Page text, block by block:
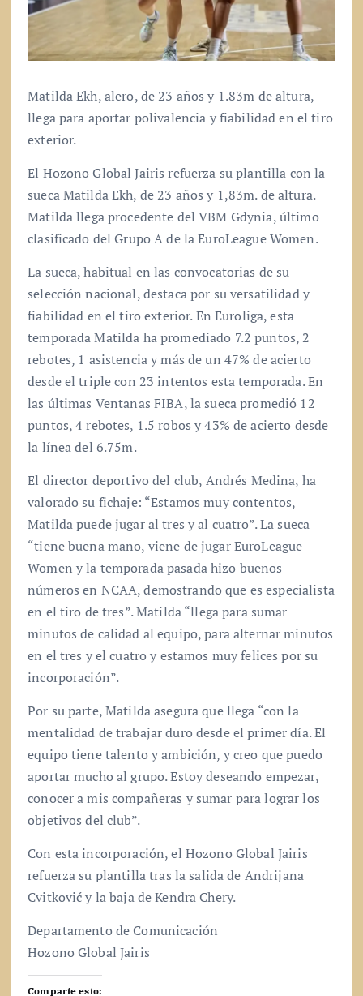
Matilda Ekh, alero, de 23 años y 1.83m de altura,
llega para aportar polivalencia y fiabilidad en el tiro
exterior.
El Hozono Global Jairis refuerza su plantilla con la
sueca Matilda Ekh, de 23 años y 1,83m. de altura.
Matilda llega procedente del VBM Gdynia, último
clasificado del Grupo A de la EuroLeague Women.
La sueca, habitual en las convocatorias de su
selección nacional, destaca por su versatilidad y
fiabilidad en el tiro exterior. En Euroliga, esta
temporada Matilda ha promediado 7.2 puntos, 2
rebotes, 1 asistencia y más de un 47% de acierto
desde el triple con 23 intentos esta temporada. En
las últimas Ventanas FIBA, la sueca promedió 12
puntos, 4 rebotes, 1.5 robos y 43% de acierto desde
la línea del 6.75m.
El director deportivo del club, Andrés Medina, ha
valorado su fichaje: “Estamos muy contentos,
Matilda puede jugar al tres y al cuatro”. La sueca
“tiene buena mano, viene de jugar EuroLeague
Women y la temporada pasada hizo buenos
números en NCAA, demostrando que es especialista
en el tiro de tres”. Matilda “llega para sumar
minutos de calidad al equipo, para alternar minutos
en el tres y el cuatro y estamos muy felices por su
incorporación”.
Por su parte, Matilda asegura que llega “con la
mentalidad de trabajar duro desde el primer día. El
equipo tiene talento y ambición, y creo que puedo
aportar mucho al grupo. Estoy deseando empezar,
conocer a mis compañeras y sumar para lograr los
objetivos del club”.
Con esta incorporación, el Hozono Global Jairis
refuerza su plantilla tras la salida de Andrijana
Cvitković y la baja de Kendra Chery.
Departamento de Comunicación
Hozono Global Jairis
Comparte esto: